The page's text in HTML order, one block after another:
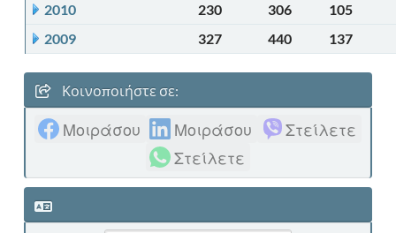
2010
230 306
105
2009
327 440 137
Κοινοποιήστε σε:
Μοιράσου Μοιράσου
Στείλετε
Στείλετε